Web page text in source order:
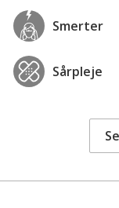
Smerter
Sårpleje